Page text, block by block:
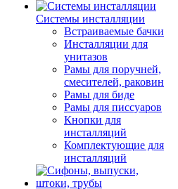
Системы инсталляции
Встраиваемые бачки
Инсталляции для
унитазов
Рамы для поручней,
смесителей, раковин
Рамы для биде
Рамы для писсуаров
Кнопки для
инсталляций
Комплектующие для
инсталляций